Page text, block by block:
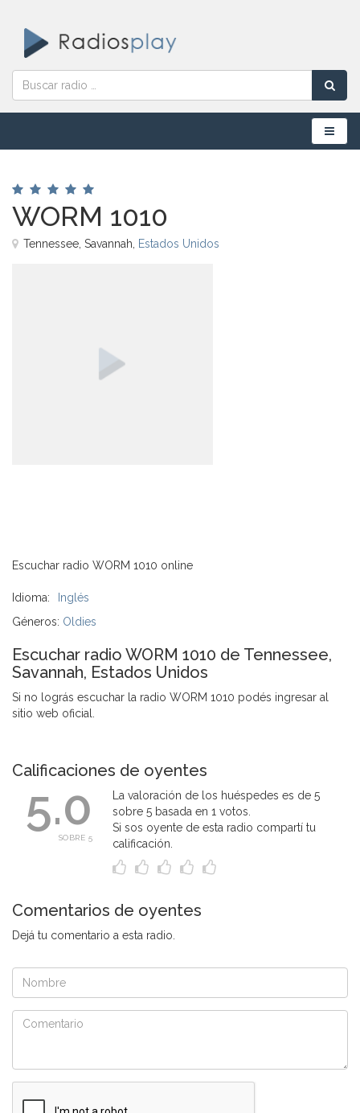
Menú
WORM 1010
Tennessee, Savannah, Estados Unidos
Escuchar radio WORM 1010 online
Idioma:
Inglés
Géneros: Oldies
Escuchar radio WORM 1010 de Tennessee,
Savannah, Estados Unidos
Si no lográs escuchar la radio WORM 1010 podés ingresar al
sitio web oficial.
Calificaciones de oyentes
5.0
SOBRE 5
La valoración de los huéspedes es de 5
sobre 5 basada en 1 votos.
Si sos oyente de esta radio compartí tu
calificación.
Comentarios de oyentes
Dejá tu comentario a esta radio.